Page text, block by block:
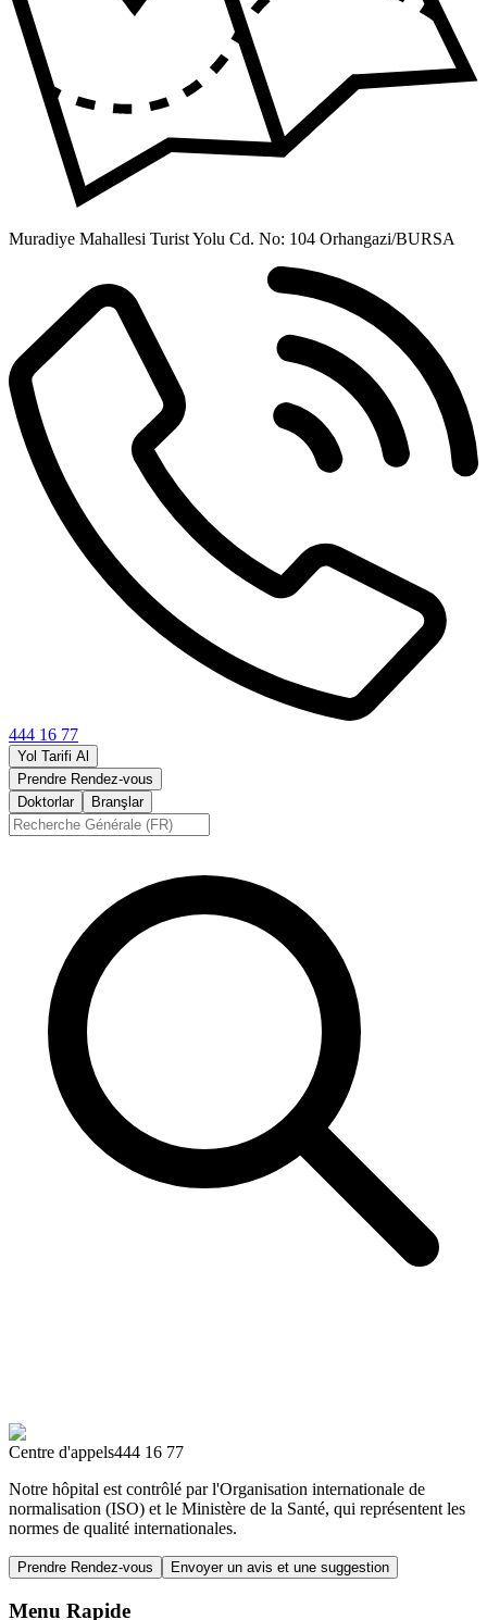
Muradiye Mahallesi Turist Yolu Cd. No: 104 Orhangazi/BURSA
444 16 77
Yol Tarifi Al
Prendre Rendez-vous
Doktorlar
Branşlar
Centre d'appels444 16 77
Notre hôpital est contrôlé par l'Organisation internationale de
normalisation (ISO) et le Ministère de la Santé, qui représentent les
normes de qualité internationales.
Prendre Rendez-vous Envoyer un avis et une suggestion
Menu Rapide